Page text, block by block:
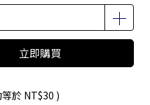
立即購買
於NT$30 )